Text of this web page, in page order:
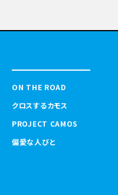
ON THE ROAD
クロスするカモス
PROJECT CAMOS
偏愛な人びと